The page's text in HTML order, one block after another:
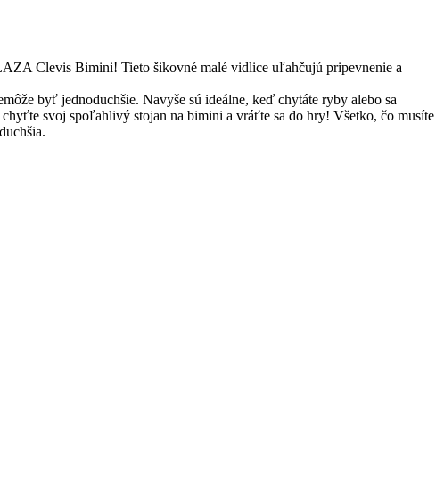
Clevis Bimini! Tieto šikovné malé vidlice uľahčujú pripevnenie a
byť jednoduchšie. Navyše sú ideálne, keď chytáte ryby alebo sa
svoj spoľahlivý stojan na bimini a vráťte sa do hry! Všetko, čo musíte